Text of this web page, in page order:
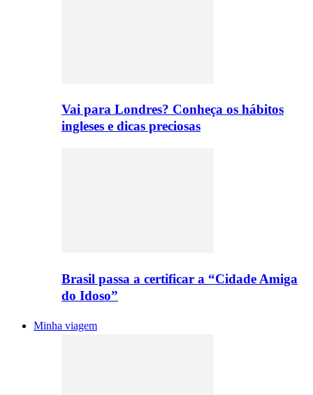
Vai para Londres? Conheça os hábitos
ingleses e dicas preciosas
Brasil passa a certificar a “Cidade Amiga
do Idoso”
Minha viagem